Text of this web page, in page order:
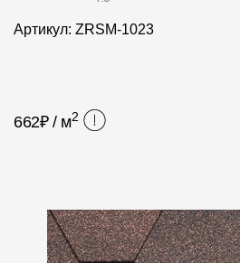
Пленки и мембраны
Однослойная черепица
Ламинированная черепица
Артикул: ZRSM-1023
662₽ / м2